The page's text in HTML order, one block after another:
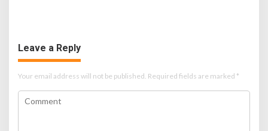
Leave a Reply
Your email address will not be published. Required fields are marked *